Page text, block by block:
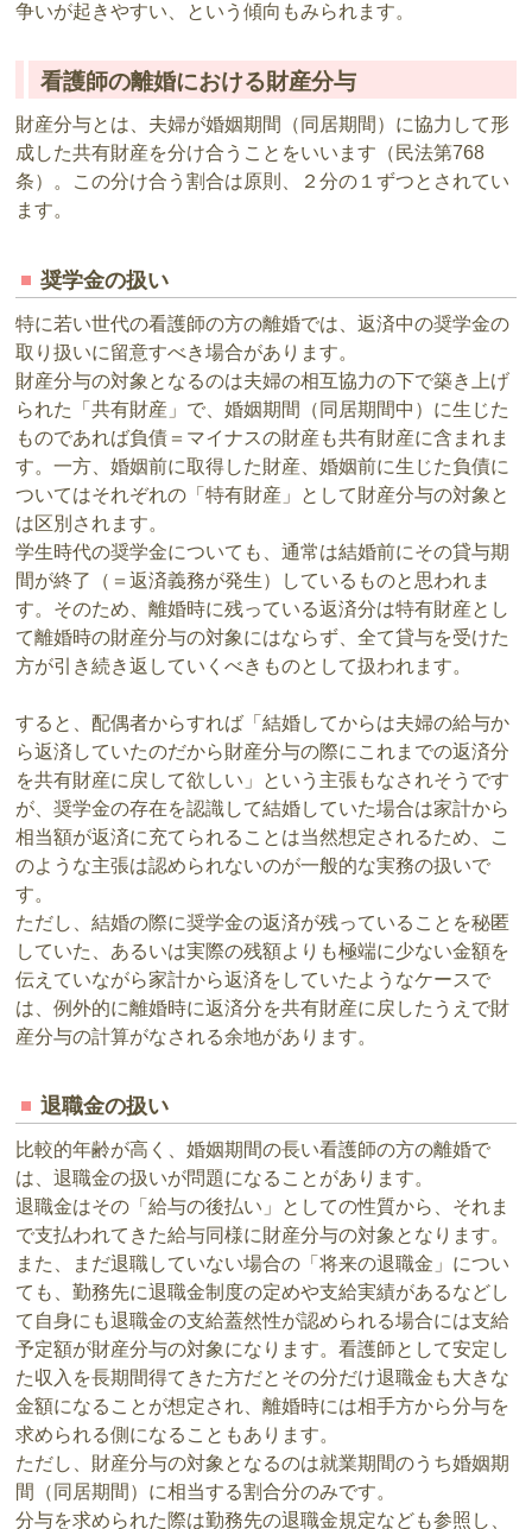
争いが起きやすい、という傾向もみられます。
看護師の離婚における財産分与
財産分与とは、夫婦が婚姻期間（同居期間）に協力して形
成した共有財産を分け合うことをいいます（民法第768
条）。この分け合う割合は原則、２分の１ずつとされてい
ます。
奨学金の扱い
特に若い世代の看護師の方の離婚では、返済中の奨学金の
取り扱いに留意すべき場合があります。
財産分与の対象となるのは夫婦の相互協力の下で築き上げ
られた「共有財産」で、婚姻期間（同居期間中）に生じた
ものであれば負債＝マイナスの財産も共有財産に含まれま
す。一方、婚姻前に取得した財産、婚姻前に生じた負債に
ついてはそれぞれの「特有財産」として財産分与の対象と
は区別されます。
学生時代の奨学金についても、通常は結婚前にその貸与期
間が終了（＝返済義務が発生）しているものと思われま
す。そのため、離婚時に残っている返済分は特有財産とし
て離婚時の財産分与の対象にはならず、全て貸与を受けた
方が引き続き返していくべきものとして扱われます。
すると、配偶者からすれば「結婚してからは夫婦の給与か
ら返済していたのだから財産分与の際にこれまでの返済分
を共有財産に戻して欲しい」という主張もなされそうです
が、奨学金の存在を認識して結婚していた場合は家計から
相当額が返済に充てられることは当然想定されるため、こ
のような主張は認められないのが一般的な実務の扱いで
す。
ただし、結婚の際に奨学金の返済が残っていることを秘匿
していた、あるいは実際の残額よりも極端に少ない金額を
伝えていながら家計から返済をしていたようなケースで
は、例外的に離婚時に返済分を共有財産に戻したうえで財
産分与の計算がなされる余地があります。
退職金の扱い
比較的年齢が高く、婚姻期間の長い看護師の方の離婚で
は、退職金の扱いが問題になることがあります。
退職金はその「給与の後払い」としての性質から、それま
で支払われてきた給与同様に財産分与の対象となります。
また、まだ退職していない場合の「将来の退職金」につい
ても、勤務先に退職金制度の定めや支給実績があるなどし
て自身にも退職金の支給蓋然性が認められる場合には支給
予定額が財産分与の対象になります。看護師として安定し
た収入を長期間得てきた方だとその分だけ退職金も大きな
金額になることが想定され、離婚時には相手方から分与を
求められる側になることもあります。
ただし、財産分与の対象となるのは就業期間のうち婚姻期
間（同居期間）に相当する割合分のみです。
分与を求められた際は勤務先の退職金規定なども参照し、